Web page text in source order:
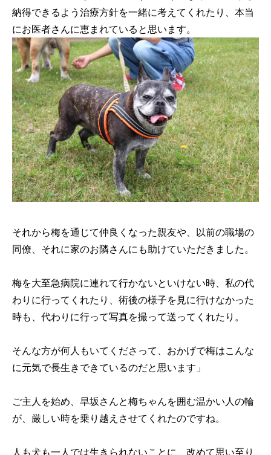
納得できるよう治療方針を一緒に考えてくれたり、本当
にお医者さんに恵まれていると思います。
それから梅を通じて仲良くなった親友や、以前の職場の
同僚、それに家のお隣さんにも助けていただきました。
梅を大至急病院に連れて行かないといけない時、私の代
わりに行ってくれたり、術後の様子を見に行けなかった
時も、代わりに行って写真を撮って送ってくれたり。
そんな方が何人もいてくださって、おかげで梅はこんな
に元気で長生きできているのだと思います」
ご主人を始め、早坂さんと梅ちゃんを囲む温かい人の輪
が、厳しい時を乗り越えさせてくれたのですね。
人も犬も一人では生きられないことに、改めて思い至り